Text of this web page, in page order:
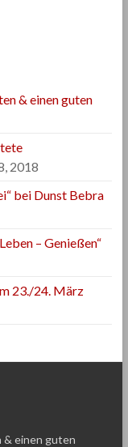
& einen guten
2018
bei Dunst Bebra
– Genießen“
23./24. März
& einen guten